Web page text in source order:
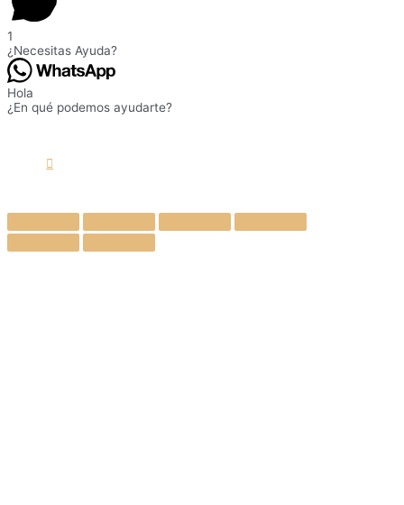
1
¿Necesitas Ayuda?
Hola
¿En qué podemos ayudarte?